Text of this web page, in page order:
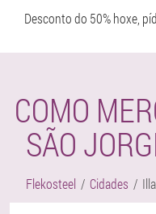
Desconto do 50% hoxe,
COMO
SÃO
Flekosteel Cidades